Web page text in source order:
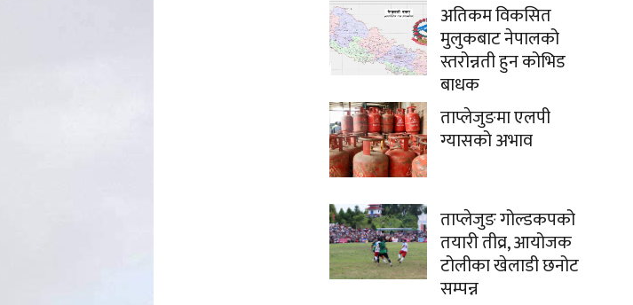
अतिकम विकसित
मुलुकबाट नेपालको
स्तरोन्नती हुन कोभिड
बाधक
ताप्लेजुङमा एलपी
ग्यासको अभाव
ताप्लेजुङ गोल्डकपको
तयारी तीव्र, आयोजक
टोलीका खेलाडी छनोट
सम्पन्न